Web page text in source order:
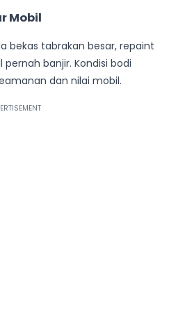
Mobil
bekas tabrakan besar, repaint
banjir. Kondisi bodi
dan nilai mobil.